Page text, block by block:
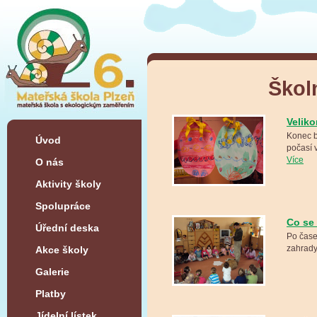
Úvod
O nás
Aktivity školy
Spolupráce
Úřední deska
Akce školy
Galerie
Platby
Konec
počasí
Více
Co
Po